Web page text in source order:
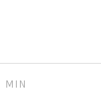
MIN